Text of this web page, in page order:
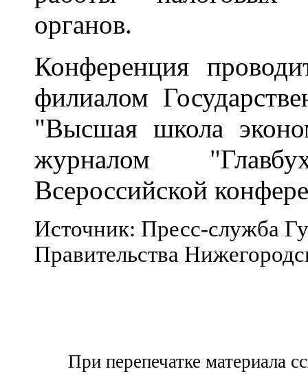
органов.
Конференция
филиалом
"Высшая школа
журналом
Всероссийской
Источник: Пресс-служба
Правительства
При перепечатке материала